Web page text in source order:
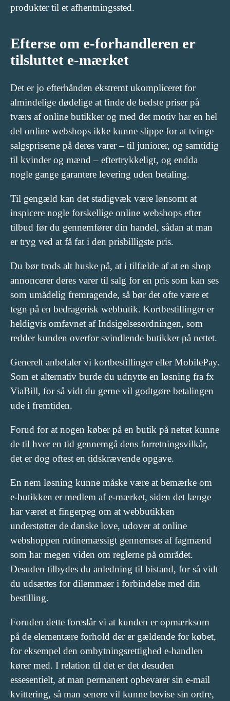
produkter til et afhentningssted.
Efterse om e-forhandleren er
tilsluttet e-mærket
Det er jo efterhånden ekstremt ukompliceret for
almindelige dødelige at finde de bedste priser på
tværs af online butikker og med det motiv har en hel
del online webshops ikke kunne slippe for at tvinge
salgspriserne på deres varer – til juniorer, og samtidig
til kvinder og mænd – eftertrykkeligt, og endda
nogle gange garantere levering uden betaling.
Til gengæld kan det stadigvæk være lønsomt at
inspicere nogle forskellige online webshops efter
tilbud før du gennemfører din handel, sådan at man
er tryg ved at få fat i den prisbilligste pris.
Du bør trods alt huske på, at i tilfælde af at en shop
annoncerer deres varer til salg for en pris som kan ses
som umådelig fremragende, så bør det ofte være et
tegn på en bedragerisk webbutik. Kortbestillinger er
heldigvis omfavnet af Indsigelsesordningen, som
redder kunden overfor svindlende butikker på nettet.
Generelt anbefaler vi kortbestillinger eller MobilePay.
Som et alternativ burde du udnytte en løsning fra fx
ViaBill, for så vidt du gerne vil godtgøre betalingen
ude i fremtiden.
Forud for at nogen køber på en butik på nettet kunne
de til hver en tid gennemgå dens forretningsvilkår,
det er dog oftest en tidskrævende opgave.
En nem løsning kunne måske være at bemærke om
e-butikken er medlem af e-mærket, siden det længe
har været et fingerpeg om at webbutikken
understøtter de danske love, udover at online
webshoppen rutinemæssigt gennemses af fagmænd
som har megen viden om reglerne på området.
Desuden tilbydes du anledning til bistand, for så vidt
du udsættes for dilemmaer i forbindelse med din
bestilling.
Foruden dette foreslår vi at kunden er opmærksom
på de elementære forhold der er gældende for købet,
for eksempel den ombytningsrettighed e-handlen
kører med. I relation til det er det desuden
essesentielt, at man permanent opbevarer sin e-mail
kvittering, så man senere vil kunne bevise sin ordre,